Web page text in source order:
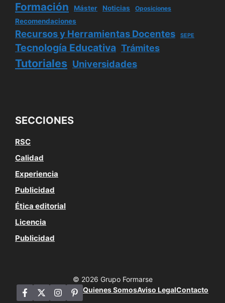
Formación Máster Noticias Oposiciones
Recomendaciones
Recursos y Herramientas Docentes SEPE
Tecnología Educativa Trámites
Tutoriales Universidades
SECCIONES
RSC
Calidad
Experiencia
Publicidad
Ética editorial
Licencia
Publicidad
© 2026 Grupo Formarse
Quienes SomosAviso LegalContacto